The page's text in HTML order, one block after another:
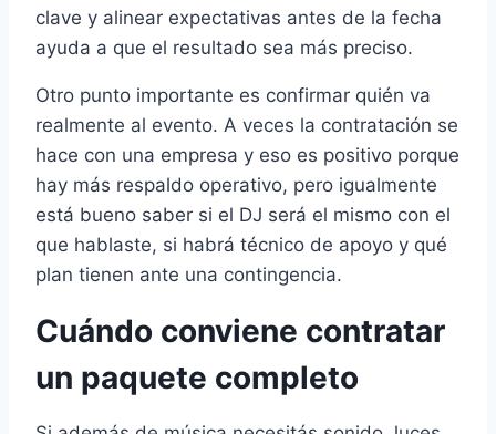
clave y alinear expectativas antes de la fecha
ayuda a que el resultado sea más preciso.
Otro punto importante es confirmar quién va
realmente al evento. A veces la contratación se
hace con una empresa y eso es positivo porque
hay más respaldo operativo, pero igualmente
está bueno saber si el DJ será el mismo con el
que hablaste, si habrá técnico de apoyo y qué
plan tienen ante una contingencia.
Cuándo conviene contratar
un paquete completo